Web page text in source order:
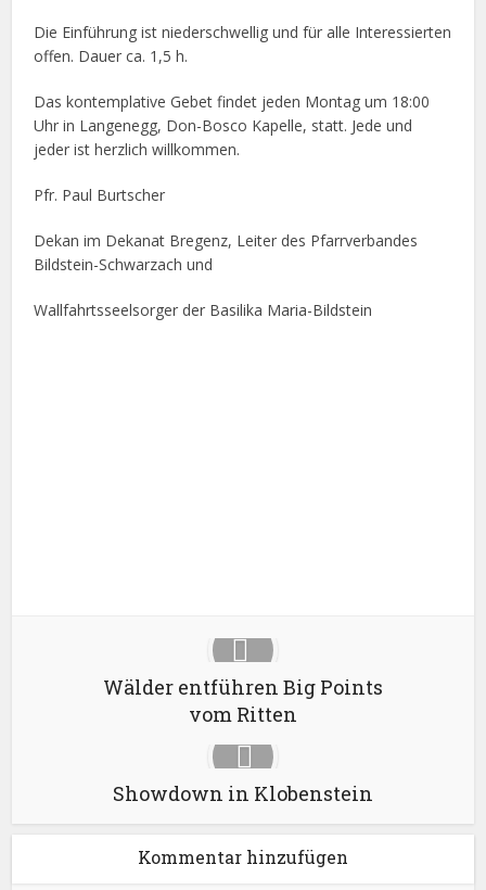
Die Einführung ist niederschwellig und für alle Interessierten
offen. Dauer ca. 1,5 h.
Das kontemplative Gebet findet jeden Montag um 18:00
Uhr in Langenegg, Don-Bosco Kapelle, statt. Jede und
jeder ist herzlich willkommen.
Pfr. Paul Burtscher
Dekan im Dekanat Bregenz, Leiter des Pfarrverbandes
Bildstein-Schwarzach und
Wallfahrtsseelsorger der Basilika Maria-Bildstein
Wälder entführen Big Points
vom Ritten
Showdown in Klobenstein
Kommentar hinzufügen